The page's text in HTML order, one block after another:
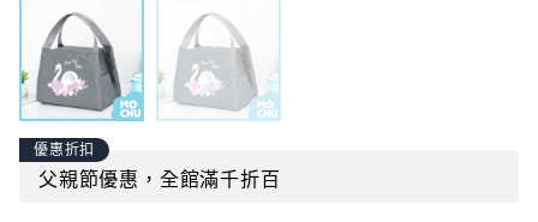
優惠折扣
父親節優惠，全館滿千折百